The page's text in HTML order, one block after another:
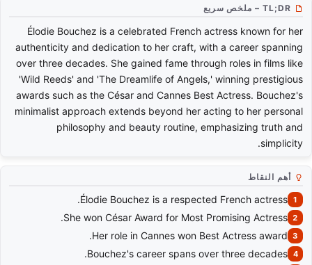
TL;DR – ملخص سريع
Élodie Bouchez is a celebrated French actress known for her
authenticity and dedication to her craft, with a career spanning
over three decades. She gained fame through roles in films like
'Wild Reeds' and 'The Dreamlife of Angels,' winning prestigious
awards such as the César and Cannes Best Actress. Bouchez's
minimalist approach extends beyond her acting to her personal
philosophy and beauty routine, emphasizing truth and
simplicity.
أهم النقاط
Élodie Bouchez is a respected French actress.
She won César Award for Most Promising Actress.
Her role in Cannes won Best Actress award.
Bouchez's career spans over three decades.